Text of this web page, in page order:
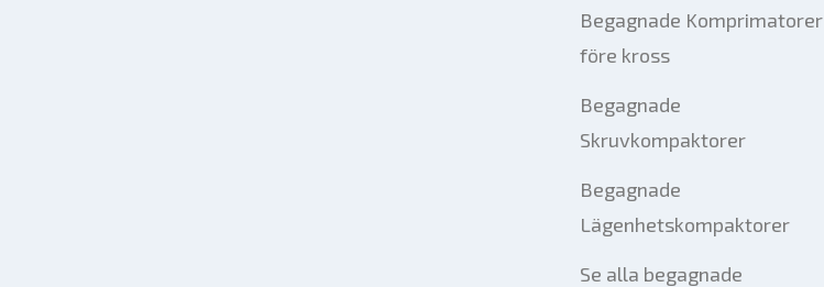
Begagnade Komprimatorer
före kross
Begagnade
Skruvkompaktorer
Begagnade
Lägenhetskompaktorer
Se alla begagnade